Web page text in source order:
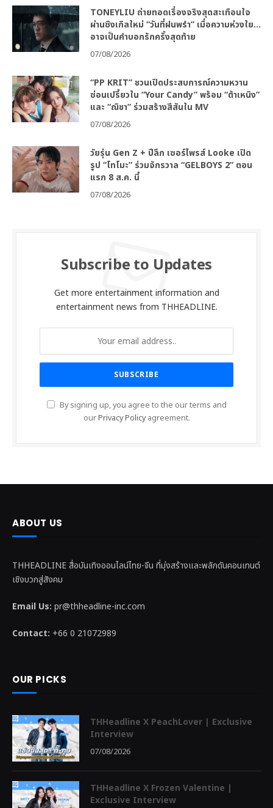
TONEYLIU ถ่ายทอดเรื่องจริงสุดสะเทือนใจ
ผ่านซิงเกิลใหม่ “วันที่ฝนพรำ” เมื่อความห่วงใย…
อาจเป็นคำบอกรักครั้งสุดท้าย
07/08/2026
“PP KRIT” ชวนเปิดประสบการณ์ความหวาน
ซ่อนเปรี้ยวใน “Your Candy” พร้อม “ต้าเหนิง”
และ “ณิชา” ร่วมสร้างสีสันใน MV
07/08/2026
วัยรุ่น Gen Z + ปีลึก เซอร์ไพรส์ Looke เปิด
รูป “โทโมะ” ร่วมจักรวาล “GELBOYS 2” ตอน
แรก 8 ส.ค. นี้
07/08/2026
Subscribe to Updates
Get more entertainment information and
entertainment news from THHEADLINE.
By signing up, you agree to the our terms and
ourPrivacy Policyagreement.
ABOUT US
THHEADLINE สื่อบันเทิงออนไลน์ไทย-จีน ที่มุ่งสร้างและพลักดันคอนเทนต์
เชิงบวกสู่สังคม
Email Us: pr@thheadline-inc.com
Contact: +66 0 21072989
OUR PICKS
THHeadline X PeachLover | Exclusive
Interview
07/08/2026
THHeadline X Frozen Valentine |
Exclusive Interview